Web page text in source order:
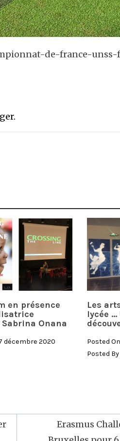
de-france-
en présence
Onana
décembre 2020
Les
lycée …
Posted
Posted By
Erasmus